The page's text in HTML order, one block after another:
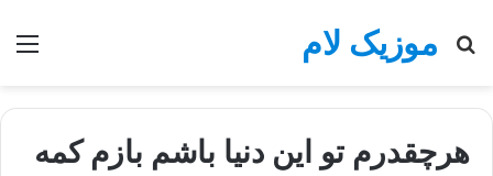
موزیک لام
جستجو
هرچقدرم تو این دنیا باشم بازم کمه